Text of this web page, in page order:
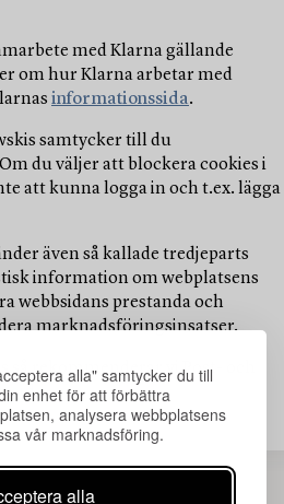
alla" samtycker du till
enhet för att förbättra
analysera webbplatsens
vår marknadsföring.
alla
med Klarna gällande
om hur Klarna arbetar med
informationssida.
samtycker till du
du väljer att blockera cookies i
att kunna logga in och t.ex. lägga
även så kallade tredjeparts
information om webplatsens
webbsidans prestanda och
marknadsföringsinsatser.
så rekommenderar vi Post- och
.